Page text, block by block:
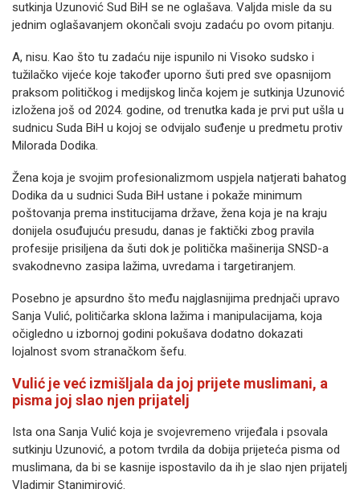
sutkinja Uzunović Sud BiH se ne oglašava. Valjda misle da su
jednim oglašavanjem okončali svoju zadaću po ovom pitanju.
A, nisu. Kao što tu zadaću nije ispunilo ni Visoko sudsko i
tužilačko vijeće koje također uporno šuti pred sve opasnijom
praksom političkog i medijskog linča kojem je sutkinja Uzunović
izložena još od 2024. godine, od trenutka kada je prvi put ušla u
sudnicu Suda BiH u kojoj se odvijalo suđenje u predmetu protiv
Milorada Dodika.
Žena koja je svojim profesionalizmom uspjela natjerati bahatog
Dodika da u sudnici Suda BiH ustane i pokaže minimum
poštovanja prema institucijama države, žena koja je na kraju
donijela osuđujuću presudu, danas je faktički zbog pravila
profesije prisiljena da šuti dok je politička mašinerija SNSD-a
svakodnevno zasipa lažima, uvredama i targetiranjem.
Posebno je apsurdno što među najglasnijima prednjači upravo
Sanja Vulić, političarka sklona lažima i manipulacijama, koja
očigledno u izbornoj godini pokušava dodatno dokazati
lojalnost svom stranačkom šefu.
Vulić je već izmišljala da joj prijete muslimani, a
pisma joj slao njen prijatelj
Ista ona Sanja Vulić koja je svojevremeno vrijeđala i psovala
sutkinju Uzunović, a potom tvrdila da dobija prijeteća pisma od
muslimana, da bi se kasnije ispostavilo da ih je slao njen prijatelj
Vladimir Stanimirović.